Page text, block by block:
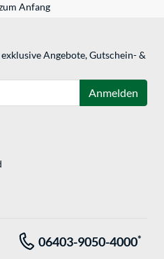
Anfang
Angebote, Gutschein- &
Anmelden
06403-9050-4000*